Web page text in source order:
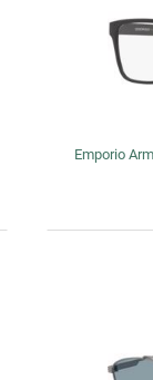
Emporio